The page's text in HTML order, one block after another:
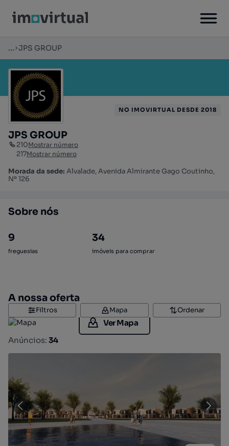
... JPS GROUP
JPS GROUP
210Mostrar número
217Mostrar número
Morada da sede: Alvalade, Avenida Almirante Gago Coutinho,
Nº 126
NO IMOVIRTUAL DESDE 2018
Sobre nós
9
freguesias
34
imóveis para comprar
A nossa oferta
Filtros Mapa Ordenar
Ver Mapa
Anúncios: 34